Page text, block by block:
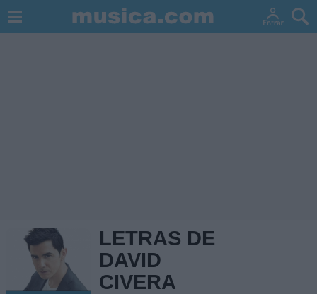
LETRAS DE
DAVID
CIVERA